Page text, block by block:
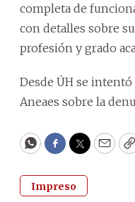
completa de
con detalles sobre
profesión y grado
Desde ÚH se
Aneaes sobre la
WhatsApp
Facebook
Twitter
Impreso